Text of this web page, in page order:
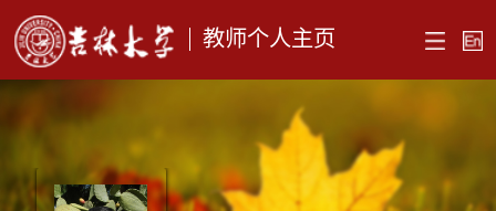
教师个人主页